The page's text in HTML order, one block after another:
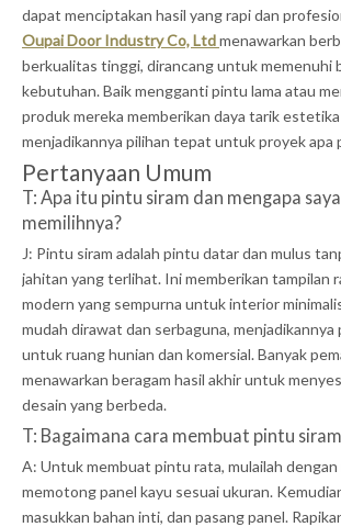
dapat menciptakan hasil yang rapi dan
Oupai Door Industry Co, Ltdmenawarkan
berkualitas tinggi, dirancang untuk memenuhi
kebutuhan. Baik mengganti pintu lama atau
produk mereka memberikan daya tarik
menjadikannya pilihan tepat untuk proyek apa
Pertanyaan Umum
T: Apa itu pintu siram dan mengapa
memilihnya?
J: Pintu siram adalah pintu datar dan mulus
jahitan yang terlihat. Ini memberikan tampilan
modern yang sempurna untuk interior
mudah dirawat dan serbaguna, menjadikannya
untuk ruang hunian dan komersial. Banyak
menawarkan beragam hasil akhir untuk
desain yang berbeda.
T: Bagaimana cara membuat pintu
A: Untuk membuat pintu rata, mulailah
memotong panel kayu sesuai ukuran.
masukkan bahan inti, dan pasang panel.